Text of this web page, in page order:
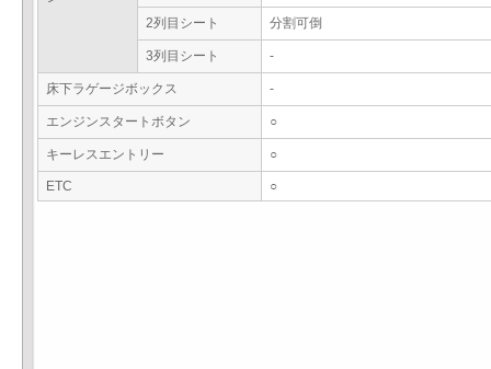
2列目シート 分割可倒
3列目シート -
床下ラゲージボックス -
エンジンスタートボタン ○
キーレスエントリー ○
ETC ○